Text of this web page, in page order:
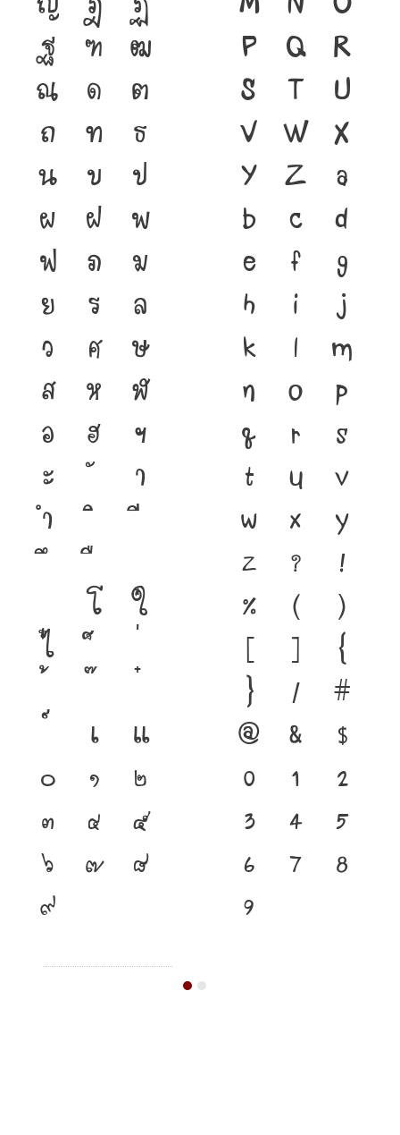
ญ
ฎ
ฏ
ฐ
ฑ
ฒ
ณ
ด
ต
ถ
ท
ธ
น
บ
ป
ผ
ฝ
พ
ฟ
ภ
ม
ย
ร
ล
ว
ศ
ษ
ส
ห
ฬ
อ
ฮ
ฯ
ะ
า
ำ
โ
ใ
ไ
เ
แ
๐
๑
๒
๓
๔
๕
๖
๗
๘
๙
M
N
O
P
Q
R
S
T
U
V
W
X
Y
Z
a
b
c
d
e
f
g
h
i
j
k
l
m
n
o
p
q
r
s
t
u
v
w
x
y
z
?
!
%
(
)
[
]
{
}
/
#
@
&
$
0
1
2
3
4
5
6
7
8
9